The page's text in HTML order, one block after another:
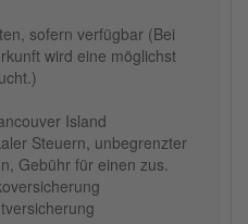
sofern verfügbar (Bei
wird eine möglichst
Island
Steuern, unbegrenzter
Gebühr für einen zus.